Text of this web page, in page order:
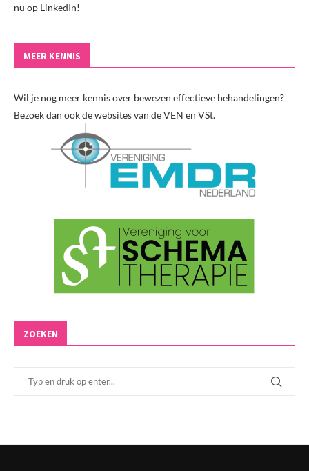
nu op LinkedIn!
MEER KENNIS
Wil je nog meer kennis over bewezen effectieve behandelingen?
Bezoek dan ook de websites van de VEN en VSt.
ZOEKEN